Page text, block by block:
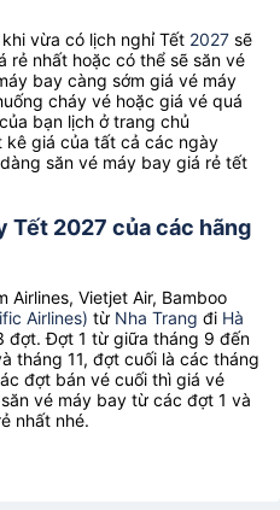
vừa có lịch nghỉ Tết 2027 sẽ
rẻ nhất hoặc có thể sẽ săn vé
bay càng sớm giá vé máy
cháy vé hoặc giá vé quá
bạn lịch ở trang chủ
kê giá của tất cả các ngày
săn vé máy bay giá rẻ tết
Tết 2027 của các hãng
Airlines, Vietjet Air, Bamboo
Airlines) từ Nha Trang đi Hà
đợt. Đợt 1 từ giữa tháng 9 đến
tháng 11, đợt cuối là các tháng
đợt bán vé cuối thì giá vé
vé máy bay từ các đợt 1 và
nhất nhé.